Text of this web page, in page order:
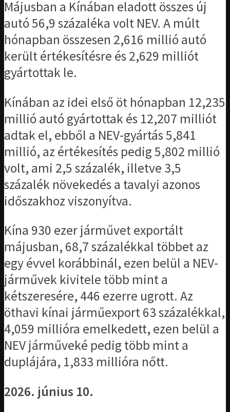
Májusban a Kínában eladott összes új
autó 56,9 százaléka volt NEV. A múlt
hónapban összesen 2,616 millió autó
került értékesítésre és 2,629 milliót
gyártottak le.
Kínában az idei első öt hónapban 12,235
millió autó gyártottak és 12,207 milliót
adtak el, ebből a NEV-gyártás 5,841
millió, az értékesítés pedig 5,802 millió
volt, ami 2,5 százalék, illetve 3,5
százalék növekedés a tavalyi azonos
időszakhoz viszonyítva.
Kína 930 ezer járművet exportált
májusban, 68,7 százalékkal többet az
egy évvel korábbinál, ezen belül a NEV-
járművek kivitele több mint a
kétszeresére, 446 ezerre ugrott. Az
öthavi kínai járműexport 63 százalékkal,
4,059 millióra emelkedett, ezen belül a
NEV járműveké pedig több mint a
duplájára, 1,833 millióra nőtt.
2026. június 10.